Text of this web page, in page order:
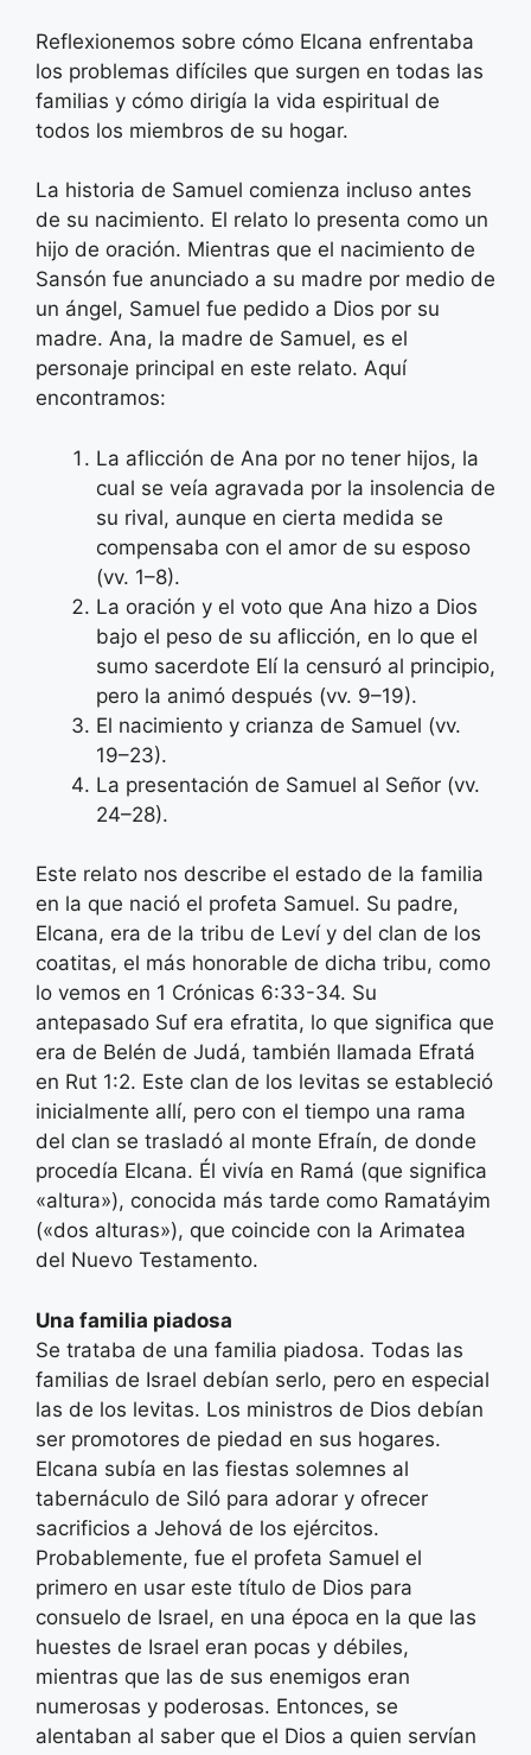
Reflexionemos sobre cómo Elcana enfrentaba
los problemas difíciles que surgen en todas las
familias y cómo dirigía la vida espiritual de
todos los miembros de su hogar.
La historia de Samuel comienza incluso antes
de su nacimiento. El relato lo presenta como un
hijo de oración. Mientras que el nacimiento de
Sansón fue anunciado a su madre por medio de
un ángel, Samuel fue pedido a Dios por su
madre. Ana, la madre de Samuel, es el
personaje principal en este relato. Aquí
encontramos:
La aflicción de Ana por no tener hijos, la
cual se veía agravada por la insolencia de
su rival, aunque en cierta medida se
compensaba con el amor de su esposo
(vv. 1–8).
La oración y el voto que Ana hizo a Dios
bajo el peso de su aflicción, en lo que el
sumo sacerdote Elí la censuró al principio,
pero la animó después (vv. 9–19).
El nacimiento y crianza de Samuel (vv.
19–23).
La presentación de Samuel al Señor (vv.
24–28).
Este relato nos describe el estado de la familia
en la que nació el profeta Samuel. Su padre,
Elcana, era de la tribu de Leví y del clan de los
coatitas, el más honorable de dicha tribu, como
lo vemos en 1 Crónicas 6:33-34. Su
antepasado Suf era efratita, lo que significa que
era de Belén de Judá, también llamada Efratá
en Rut 1:2. Este clan de los levitas se estableció
inicialmente allí, pero con el tiempo una rama
del clan se trasladó al monte Efraín, de donde
procedía Elcana. Él vivía en Ramá (que significa
«altura»), conocida más tarde como Ramatáyim
(«dos alturas»), que coincide con la Arimatea
del Nuevo Testamento.
Una familia piadosa
Se trataba de una familia piadosa. Todas las
familias de Israel debían serlo, pero en especial
las de los levitas. Los ministros de Dios debían
ser promotores de piedad en sus hogares.
Elcana subía en las fiestas solemnes al
tabernáculo de Siló para adorar y ofrecer
sacrificios a Jehová de los ejércitos.
Probablemente, fue el profeta Samuel el
primero en usar este título de Dios para
consuelo de Israel, en una época en la que las
huestes de Israel eran pocas y débiles,
mientras que las de sus enemigos eran
numerosas y poderosas. Entonces, se
alentaban al saber que el Dios a quien servían